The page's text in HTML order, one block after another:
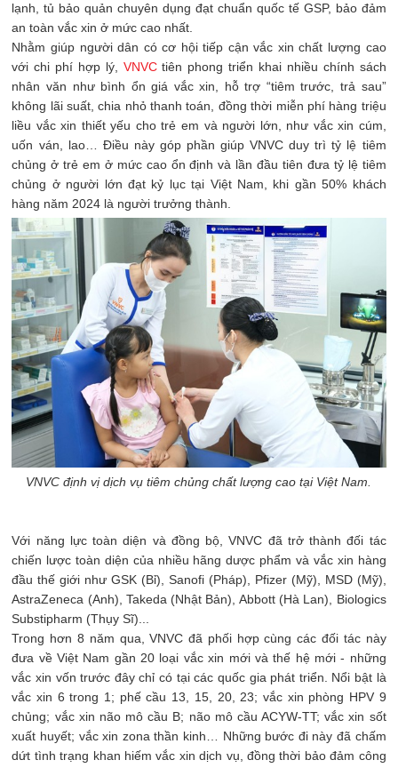
lạnh, tủ bảo quản chuyên dụng đạt chuẩn quốc tế GSP, bảo đảm
an toàn vắc xin ở mức cao nhất.
Nhằm giúp người dân có cơ hội tiếp cận vắc xin chất lượng cao
với chi phí hợp lý, VNVCtiên phong triển khai nhiều chính sách
nhân văn như bình ổn giá vắc xin, hỗ trợ “tiêm trước, trả sau”
không lãi suất, chia nhỏ thanh toán, đồng thời miễn phí hàng triệu
liều vắc xin thiết yếu cho trẻ em và người lớn, như vắc xin cúm,
uốn ván, lao… Điều này góp phần giúp VNVC duy trì tỷ lệ tiêm
chủng ở trẻ em ở mức cao ổn định và lần đầu tiên đưa tỷ lệ tiêm
chủng ở người lớn đạt kỷ lục tại Việt Nam, khi gần 50% khách
hàng năm 2024 là người trưởng thành.
VNVC định vị dịch vụ tiêm chủng chất lượng cao tại Việt Nam.
Với năng lực toàn diện và đồng bộ, VNVC đã trở thành đối tác
chiến lược toàn diện của nhiều hãng dược phẩm và vắc xin hàng
đầu thế giới như GSK (Bỉ), Sanofi (Pháp), Pfizer (Mỹ), MSD (Mỹ),
AstraZeneca (Anh), Takeda (Nhật Bản), Abbott (Hà Lan), Biologics
Substipharm (Thụy Sĩ)...
Trong hơn 8 năm qua, VNVC đã phối hợp cùng các đối tác này
đưa về Việt Nam gần 20 loại vắc xin mới và thế hệ mới - những
vắc xin vốn trước đây chỉ có tại các quốc gia phát triển. Nổi bật là
vắc xin 6 trong 1; phế cầu 13, 15, 20, 23; vắc xin phòng HPV 9
chủng; vắc xin não mô cầu B; não mô cầu ACYW-TT; vắc xin sốt
xuất huyết; vắc xin zona thần kinh… Những bước đi này đã chấm
dứt tình trạng khan hiếm vắc xin dịch vụ, đồng thời bảo đảm công